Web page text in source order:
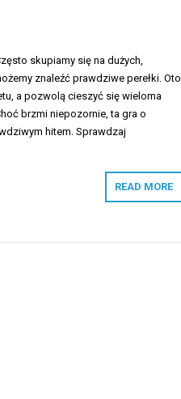
skupiamy się na dużych,
znaleźć prawdziwe perełki. Oto
a pozwolą cieszyć się wieloma
brzmi niepozornie, ta gra o
hitem. Sprawdzaj
READ MORE